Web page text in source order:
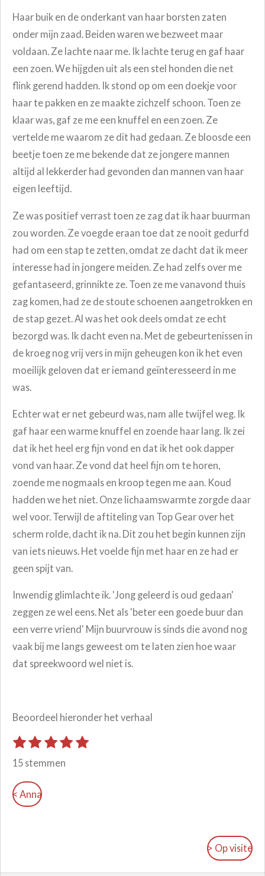
Haar buik en de onderkant van haar borsten zaten
onder mijn zaad. Beiden waren we bezweet maar
voldaan. Ze lachte naar me. Ik lachte terug en gaf haar
een zoen. We hijgden uit als een stel honden die net
flink gerend hadden. Ik stond op om een doekje voor
haar te pakken en ze maakte zichzelf schoon. Toen ze
klaar was, gaf ze me een knuffel en een zoen. Ze
vertelde me waarom ze dit had gedaan. Ze bloosde een
beetje toen ze me bekende dat ze jongere mannen
altijd al lekkerder had gevonden dan mannen van haar
eigen leeftijd.
Ze was positief verrast toen ze zag dat ik haar buurman
zou worden. Ze voegde eraan toe dat ze nooit gedurfd
had om een stap te zetten, omdat ze dacht dat ik meer
interesse had in jongere meiden. Ze had zelfs over me
gefantaseerd, grinnikte ze. Toen ze me vanavond thuis
zag komen, had ze de stoute schoenen aangetrokken en
de stap gezet. Al was het ook deels omdat ze echt
bezorgd was. Ik dacht even na. Met de gebeurtenissen in
de kroeg nog vrij vers in mijn geheugen kon ik het even
moeilijk geloven dat er iemand geïnteresseerd in me
was.
Echter wat er net gebeurd was, nam alle twijfel weg. Ik
gaf haar een warme knuffel en zoende haar lang. Ik zei
dat ik het heel erg fijn vond en dat ik het ook dapper
vond van haar. Ze vond dat heel fijn om te horen,
zoende me nogmaals en kroop tegen me aan. Koud
hadden we het niet. Onze lichaamswarmte zorgde daar
wel voor. Terwijl de aftiteling van Top Gear over het
scherm rolde, dacht ik na. Dit zou het begin kunnen zijn
van iets nieuws. Het voelde fijn met haar en ze had er
geen spijt van.
Inwendig glimlachte ik. 'Jong geleerd is oud gedaan'
zeggen ze wel eens. Net als 'beter een goede buur dan
een verre vriend' Mijn buurvrouw is sinds die avond nog
vaak bij me langs geweest om te laten zien hoe waar
dat spreekwoord wel niet is.
Beoordeel hieronder het verhaal
R
a
i
1
s
t
e
r
2
s
t
e
r
r
3
t
4
t
5 S
15 stemmen
< Anna
> Op visite